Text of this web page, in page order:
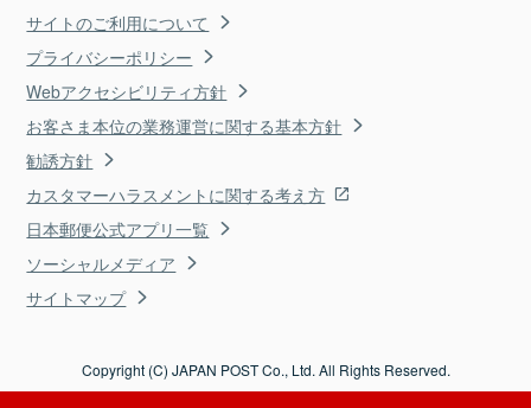
サイトのご利用について
プライバシーポリシー
Webアクセシビリティ方針
お客さま本位の業務運営に関する基本方針
勧誘方針
カスタマーハラスメントに関する考え方
日本郵便公式アプリ一覧
ソーシャルメディア
サイトマップ
Copyright (C) JAPAN POST Co., Ltd. All Rights Reserved.